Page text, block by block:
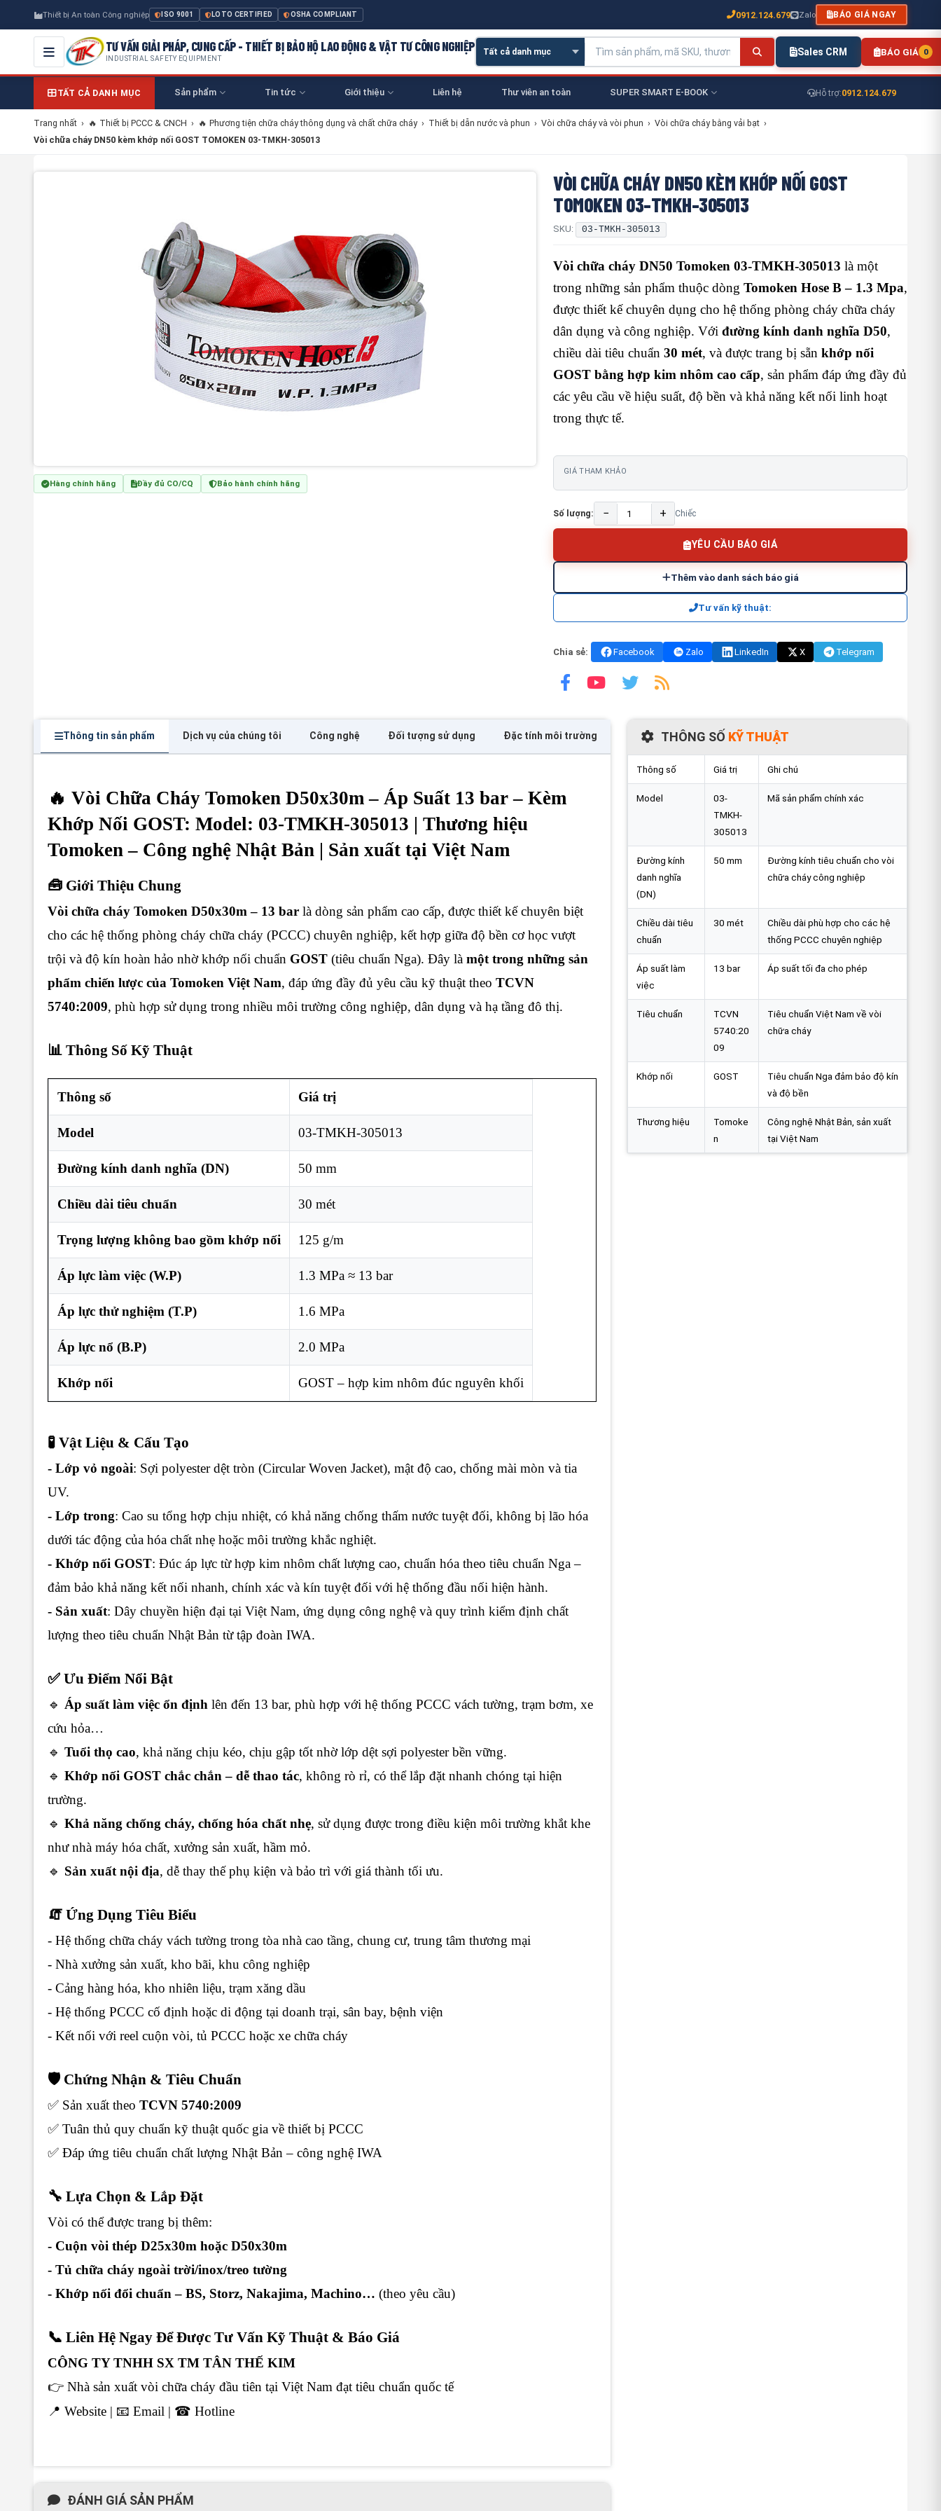
Thiết bị An toàn Công nghiệp ISO 9001 LOTO CERTIFIED OSHA COMPLIANT 0912.124.679 Zalo BÁO GIÁ NGAY
TƯ VẤN GIẢI PHÁP, CUNG CẤP - THIẾT BỊ BẢO HỘ LAO ĐỘNG & VẬT TƯ CÔNG NGHIỆP
INDUSTRIAL SAFETY EQUIPMENT
Sales CRM BÁO GIÁ 0
TẤT CẢ DANH MỤC Sản phẩm Tin tức Giới thiệu Liên hệ Thư viên an toàn SUPER SMART E-BOOK Hỗ trợ:0912.124.679
Trang nhất › 🔥 Thiết bị PCCC & CNCH › 🔥 Phương tiện chữa cháy thông dụng và chất chữa cháy › Thiết bị dẫn nước và phun › Vòi chữa cháy và vòi phun › Vòi chữa cháy bằng vải bạt ›
Vòi chữa cháy DN50 kèm khớp nối GOST TOMOKEN 03-TMKH-305013
Hàng chính hãng Đầy đủ CO/CQ Bảo hành chính hãng
VÒI CHỮA CHÁY DN50 KÈM KHỚP NỐI GOST
TOMOKEN 03-TMKH-305013
SKU: 03-TMKH-305013
Vòi chữa cháy DN50 Tomoken 03-TMKH-305013 là một
trong những sản phẩm thuộc dòng Tomoken Hose B – 1.3 Mpa,
được thiết kế chuyên dụng cho hệ thống phòng cháy chữa cháy
dân dụng và công nghiệp. Với đường kính danh nghĩa D50,
chiều dài tiêu chuẩn 30 mét, và được trang bị sẵn khớp nối
GOST bằng hợp kim nhôm cao cấp, sản phẩm đáp ứng đầy đủ
các yêu cầu về hiệu suất, độ bền và khả năng kết nối linh hoạt
trong thực tế.
GIÁ THAM KHẢO
Số lượng: − + Chiếc
YÊU CẦU BÁO GIÁ
Thêm vào danh sách báo giá
Tư vấn kỹ thuật:
Chia sẻ: Facebook Zalo LinkedIn X Telegram
Thông tin sản phẩm Dịch vụ của chúng tôi Công nghệ Đối tượng sử dụng Đặc tính môi trường FAQ
🔥 Vòi Chữa Cháy Tomoken D50x30m – Áp Suất 13 bar – Kèm
Khớp Nối GOST: Model: 03-TMKH-305013 | Thương hiệu
Tomoken – Công nghệ Nhật Bản | Sản xuất tại Việt Nam
🧰 Giới Thiệu Chung
Vòi chữa cháy Tomoken D50x30m – 13 bar là dòng sản phẩm cao cấp, được thiết kế chuyên biệt
cho các hệ thống phòng cháy chữa cháy (PCCC) chuyên nghiệp, kết hợp giữa độ bền cơ học vượt
trội và độ kín hoàn hảo nhờ khớp nối chuẩn GOST (tiêu chuẩn Nga). Đây là một trong những sản
phẩm chiến lược của Tomoken Việt Nam, đáp ứng đầy đủ yêu cầu kỹ thuật theo TCVN
5740:2009, phù hợp sử dụng trong nhiều môi trường công nghiệp, dân dụng và hạ tầng đô thị.
📊 Thông Số Kỹ Thuật
Thông số Giá trị
Model 03-TMKH-305013
Đường kính danh nghĩa (DN) 50 mm
Chiều dài tiêu chuẩn 30 mét
Trọng lượng không bao gồm khớp nối 125 g/m
Áp lực làm việc (W.P) 1.3 MPa ≈ 13 bar
Áp lực thử nghiệm (T.P) 1.6 MPa
Áp lực nổ (B.P) 2.0 MPa
Khớp nối GOST – hợp kim nhôm đúc nguyên khối
🧪 Vật Liệu & Cấu Tạo
- Lớp vỏ ngoài: Sợi polyester dệt tròn (Circular Woven Jacket), mật độ cao, chống mài mòn và tia
UV.
- Lớp trong: Cao su tổng hợp chịu nhiệt, có khả năng chống thấm nước tuyệt đối, không bị lão hóa
dưới tác động của hóa chất nhẹ hoặc môi trường khắc nghiệt.
- Khớp nối GOST: Đúc áp lực từ hợp kim nhôm chất lượng cao, chuẩn hóa theo tiêu chuẩn Nga –
đảm bảo khả năng kết nối nhanh, chính xác và kín tuyệt đối với hệ thống đầu nối hiện hành.
- Sản xuất: Dây chuyền hiện đại tại Việt Nam, ứng dụng công nghệ và quy trình kiểm định chất
lượng theo tiêu chuẩn Nhật Bản từ tập đoàn IWA.
✅ Ưu Điểm Nổi Bật
🔹 Áp suất làm việc ổn định lên đến 13 bar, phù hợp với hệ thống PCCC vách tường, trạm bơm, xe
cứu hỏa…
🔹 Tuổi thọ cao, khả năng chịu kéo, chịu gập tốt nhờ lớp dệt sợi polyester bền vững.
🔹 Khớp nối GOST chắc chắn – dễ thao tác, không rò rỉ, có thể lắp đặt nhanh chóng tại hiện
trường.
🔹 Khả năng chống cháy, chống hóa chất nhẹ, sử dụng được trong điều kiện môi trường khắt khe
như nhà máy hóa chất, xưởng sản xuất, hầm mỏ.
🔹 Sản xuất nội địa, dễ thay thế phụ kiện và bảo trì với giá thành tối ưu.
🧯 Ứng Dụng Tiêu Biểu
- Hệ thống chữa cháy vách tường trong tòa nhà cao tầng, chung cư, trung tâm thương mại
- Nhà xưởng sản xuất, kho bãi, khu công nghiệp
- Cảng hàng hóa, kho nhiên liệu, trạm xăng dầu
- Hệ thống PCCC cố định hoặc di động tại doanh trại, sân bay, bệnh viện
- Kết nối với reel cuộn vòi, tủ PCCC hoặc xe chữa cháy
🛡️ Chứng Nhận & Tiêu Chuẩn
✅ Sản xuất theo TCVN 5740:2009
✅ Tuân thủ quy chuẩn kỹ thuật quốc gia về thiết bị PCCC
✅ Đáp ứng tiêu chuẩn chất lượng Nhật Bản – công nghệ IWA
🔧 Lựa Chọn & Lắp Đặt
Vòi có thể được trang bị thêm:
- Cuộn vòi thép D25x30m hoặc D50x30m
- Tủ chữa cháy ngoài trời/inox/treo tường
- Khớp nối đổi chuẩn – BS, Storz, Nakajima, Machino… (theo yêu cầu)
📞 Liên Hệ Ngay Để Được Tư Vấn Kỹ Thuật & Báo Giá
CÔNG TY TNHH SX TM TÂN THẾ KIM
👉 Nhà sản xuất vòi chữa cháy đầu tiên tại Việt Nam đạt tiêu chuẩn quốc tế
📍 Website | 📧 Email | ☎ Hotline
ĐÁNH GIÁ SẢN PHẨM
THÔNG SỐ KỸ THUẬT
Thông số Giá trị Ghi chú
Model
03-
TMKH-
305013
Mã sản phẩm chính xác
Đường kính
danh nghĩa
(DN)
50 mm
Đường kính tiêu chuẩn cho vòi
chữa cháy công nghiệp
Chiều dài tiêu
chuẩn
30 mét
Chiều dài phù hợp cho các hệ
thống PCCC chuyên nghiệp
Áp suất làm
việc
13 bar Áp suất tối đa cho phép
Tiêu chuẩn
TCVN
5740:20
09
Tiêu chuẩn Việt Nam về vòi
chữa cháy
Khớp nối GOST
Tiêu chuẩn Nga đảm bảo độ kín
và độ bền
Thương hiệu
Tomoke
n
Công nghệ Nhật Bản, sản xuất
tại Việt Nam